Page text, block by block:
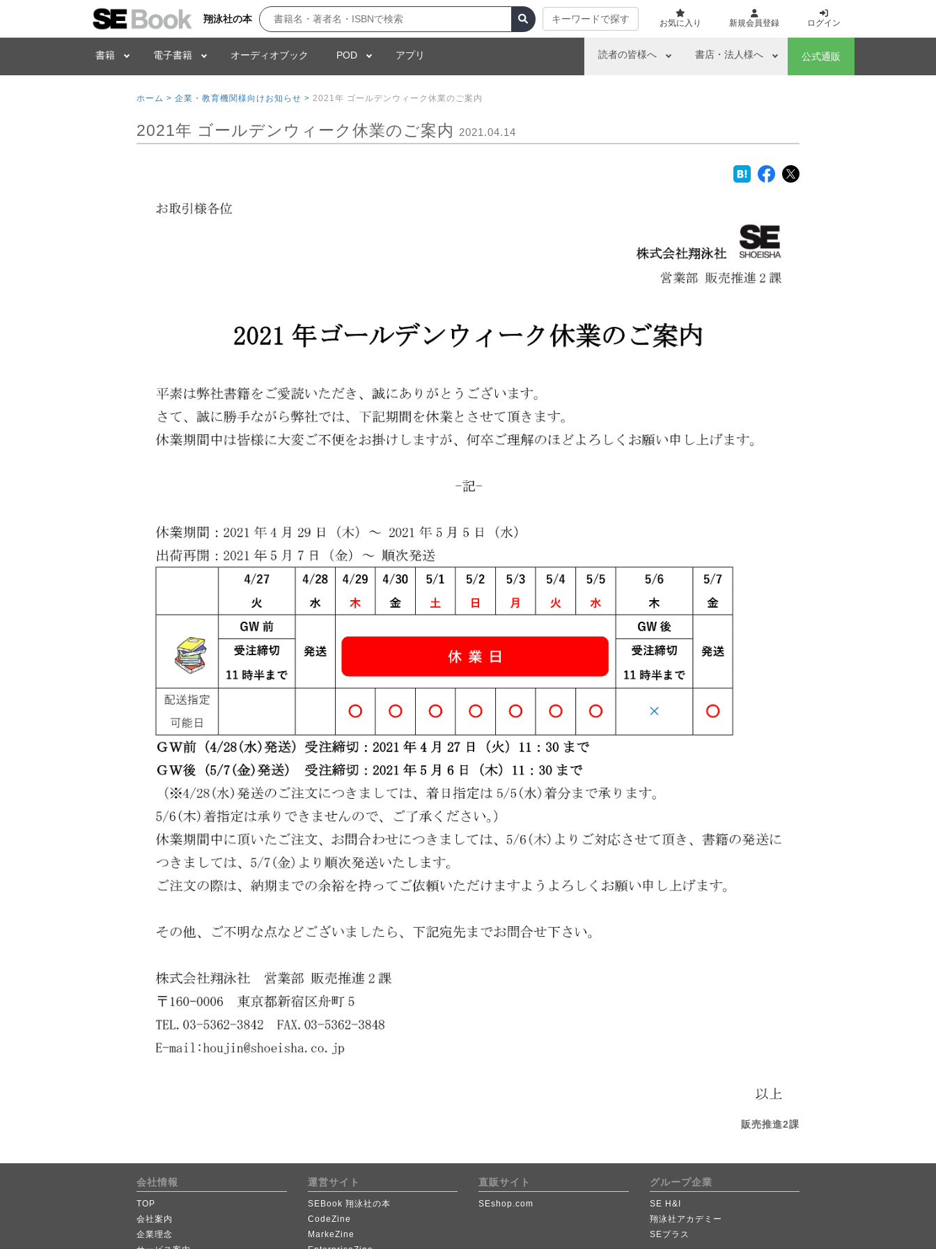
翔泳社の本 キーワードで探す お気に入り 新規会員登録 ログイン
書籍 電子書籍 オーディオブック POD アプリ 読者の皆様へ 書店・法人様へ 公式通販
ホーム > 企業・教育機関様向けお知らせ > 2021年 ゴールデンウィーク休業のご案内
2021年 ゴールデンウィーク休業のご案内 2021.04.14
販売推進2課
会社情報
TOP
会社案内
企業理念
運営サイト
SEBook 翔泳社の本
CodeZine
MarkeZine
直販サイト
SEshop.com
グループ企業
SE H&I
翔泳社アカデミー
SEプラス